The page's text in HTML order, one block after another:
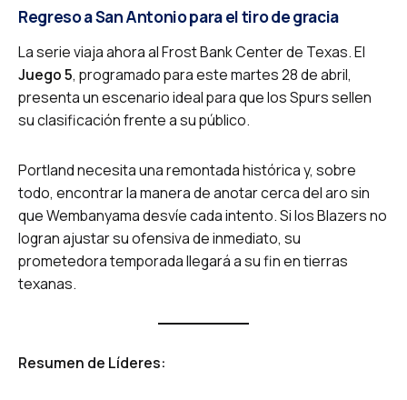
Regreso a San Antonio para el tiro de gracia
La serie viaja ahora al Frost Bank Center de Texas. El
Juego 5, programado para este martes 28 de abril,
presenta un escenario ideal para que los Spurs sellen
su clasificación frente a su público.
Portland necesita una remontada histórica y, sobre
todo, encontrar la manera de anotar cerca del aro sin
que Wembanyama desvíe cada intento. Si los Blazers no
logran ajustar su ofensiva de inmediato, su
prometedora temporada llegará a su fin en tierras
texanas.
Resumen de Líderes: